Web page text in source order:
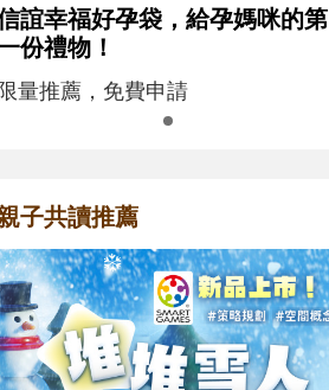
誼幸福好孕袋，給孕媽咪的第
份禮物！
量推薦，免費申請
子共讀推薦